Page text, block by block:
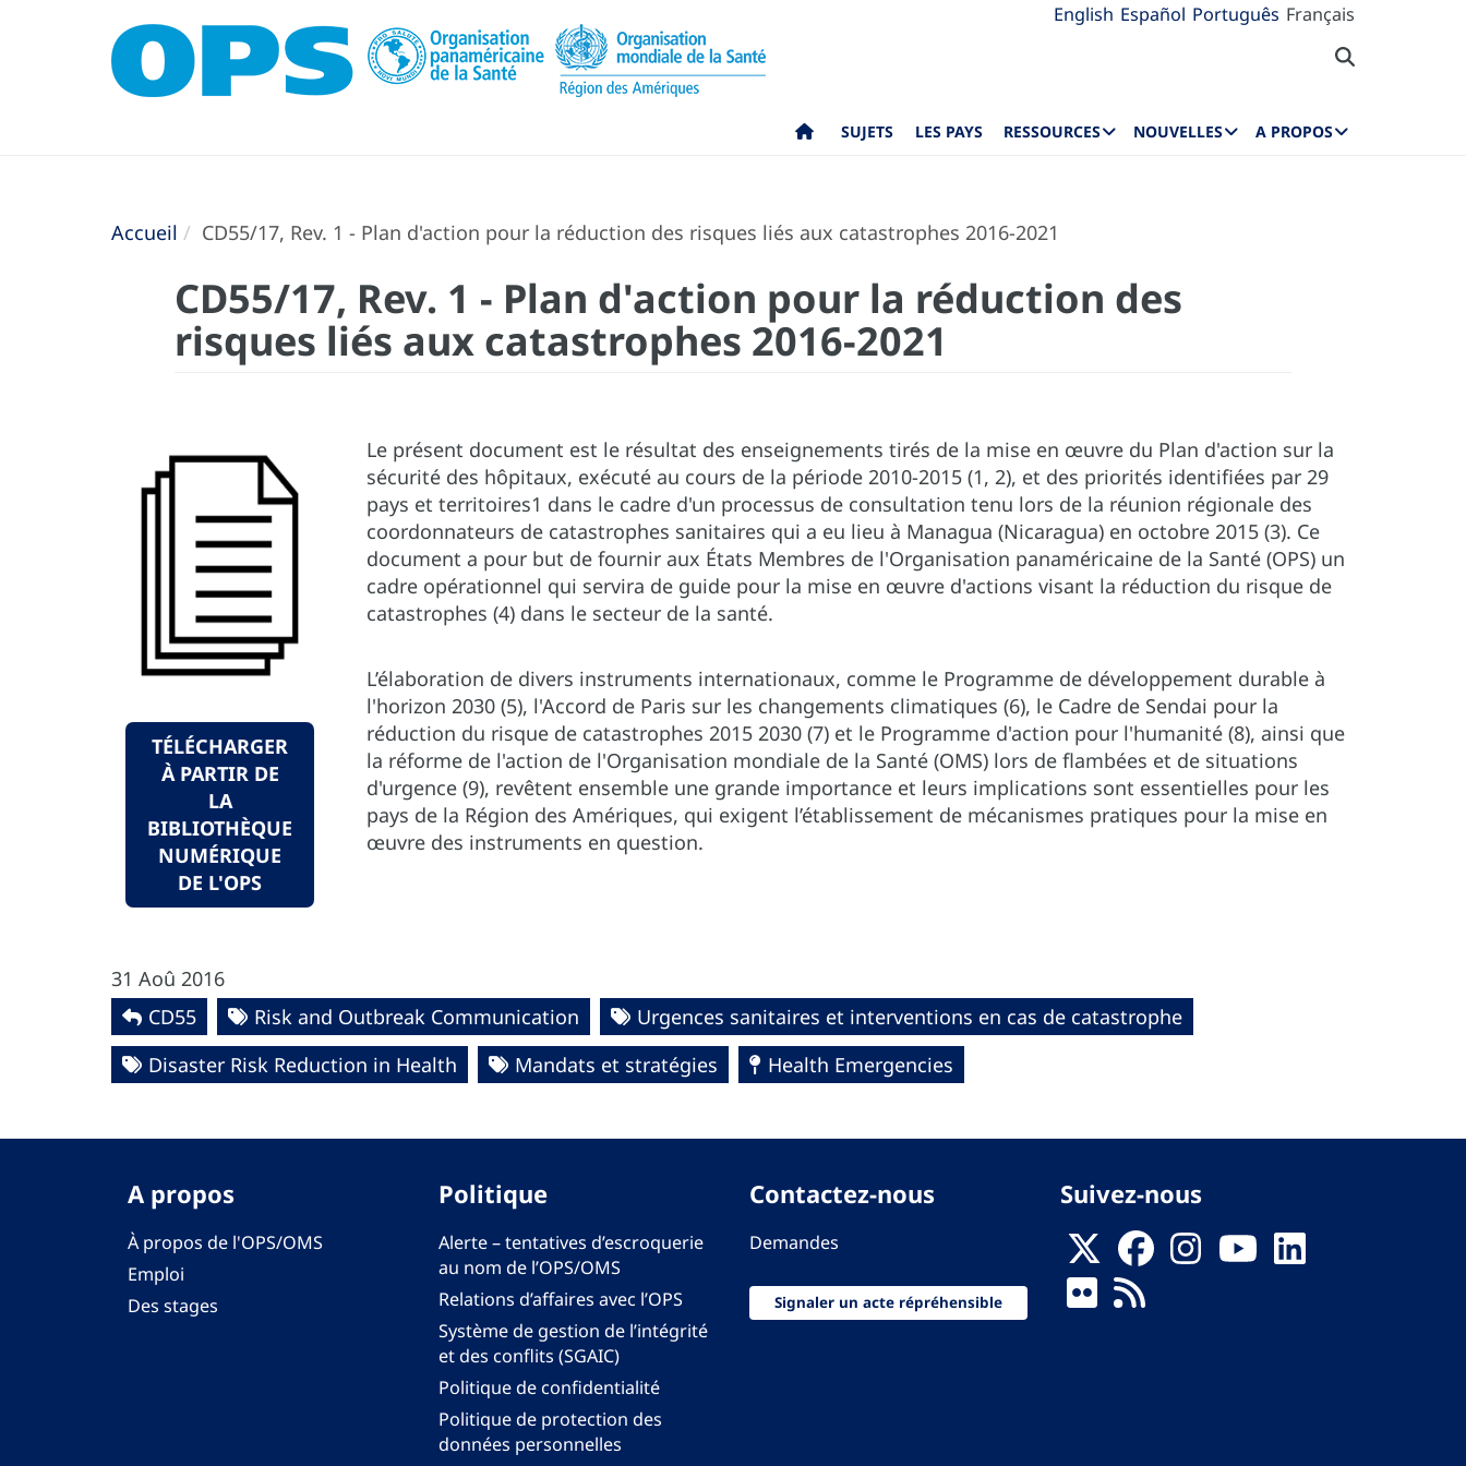
English Español Português Français
SUJETS LES PAYS RESSOURCES NOUVELLES A PROPOS
Accueil CD55/17, Rev. 1 - Plan d'action pour la réduction des risques liés aux catastrophes 2016-2021
CD55/17, Rev. 1 - Plan d'action pour la réduction des
risques liés aux catastrophes 2016-2021
TÉLÉCHARGER
À PARTIR DE
LA
BIBLIOTHÈQUE
NUMÉRIQUE
DE L'OPS
Le présent document est le résultat des enseignements tirés de la mise en œuvre du Plan d'action sur la
sécurité des hôpitaux, exécuté au cours de la période 2010-2015 (1, 2), et des priorités identifiées par 29
pays et territoires1 dans le cadre d'un processus de consultation tenu lors de la réunion régionale des
coordonnateurs de catastrophes sanitaires qui a eu lieu à Managua (Nicaragua) en octobre 2015 (3). Ce
document a pour but de fournir aux États Membres de l'Organisation panaméricaine de la Santé (OPS) un
cadre opérationnel qui servira de guide pour la mise en œuvre d'actions visant la réduction du risque de
catastrophes (4) dans le secteur de la santé.
L’élaboration de divers instruments internationaux, comme le Programme de développement durable à
l'horizon 2030 (5), l'Accord de Paris sur les changements climatiques (6), le Cadre de Sendai pour la
réduction du risque de catastrophes 2015 2030 (7) et le Programme d'action pour l'humanité (8), ainsi que
la réforme de l'action de l'Organisation mondiale de la Santé (OMS) lors de flambées et de situations
d'urgence (9), revêtent ensemble une grande importance et leurs implications sont essentielles pour les
pays de la Région des Amériques, qui exigent l’établissement de mécanismes pratiques pour la mise en
œuvre des instruments en question.
31 Aoû 2016
CD55
Risk and Outbreak Communication
Urgences sanitaires et interventions en cas de catastrophe
Disaster Risk Reduction in Health
Mandats et stratégies Health Emergencies
A propos
À propos de l'OPS/OMS
Emploi
Des stages
Politique
Alerte – tentatives d’escroquerie
au nom de l’OPS/OMS
Relations d’affaires avec l’OPS
Système de gestion de l’intégrité
et des conflits (SGAIC)
Politique de confidentialité
Politique de protection des
données personnelles
Contactez-nous
Demandes
Signaler un acte répréhensible
Suivez-nous